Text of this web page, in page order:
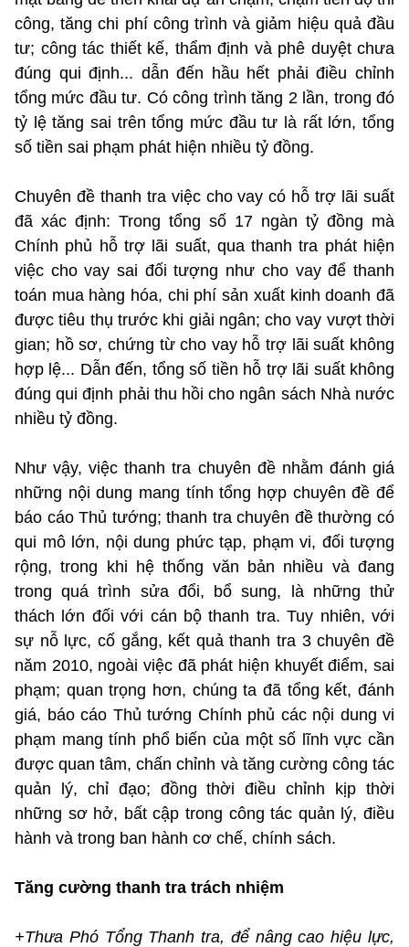
công, tăng chi phí công trình và giảm hiệu quả đầu
tư; công tác thiết kế, thẩm định và phê duyệt chưa
đúng qui định... dẫn đến hầu hết phải điều chỉnh
tổng mức đầu tư. Có công trình tăng 2 lần, trong đó
tỷ lệ tăng sai trên tổng mức đầu tư là rất lớn, tổng
số tiền sai phạm phát hiện nhiều tỷ đồng.
Chuyên đề thanh tra việc cho vay có hỗ trợ lãi suất
đã xác định: Trong tổng số 17 ngàn tỷ đồng mà
Chính phủ hỗ trợ lãi suất, qua thanh tra phát hiện
việc cho vay sai đối tượng như cho vay để thanh
toán mua hàng hóa, chi phí sản xuất kinh doanh đã
được tiêu thụ trước khi giải ngân; cho vay vượt thời
gian; hồ sơ, chứng từ cho vay hỗ trợ lãi suất không
hợp lệ... Dẫn đến, tổng số tiền hỗ trợ lãi suất không
đúng qui định phải thu hồi cho ngân sách Nhà nước
nhiều tỷ đồng.
Như vậy, việc thanh tra chuyên đề nhằm đánh giá
những nội dung mang tính tổng hợp chuyên đề để
báo cáo Thủ tướng; thanh tra chuyên đề thường có
qui mô lớn, nội dung phức tạp, phạm vi, đối tượng
rộng, trong khi hệ thống văn bản nhiều và đang
trong quá trình sửa đổi, bổ sung, là những thử
thách lớn đối với cán bộ thanh tra. Tuy nhiên, với
sự nỗ lực, cố gắng, kết quả thanh tra 3 chuyên đề
năm 2010, ngoài việc đã phát hiện khuyết điểm, sai
phạm; quan trọng hơn, chúng ta đã tổng kết, đánh
giá, báo cáo Thủ tướng Chính phủ các nội dung vi
phạm mang tính phổ biến của một số lĩnh vực cần
được quan tâm, chấn chỉnh và tăng cường công tác
quản lý, chỉ đạo; đồng thời điều chỉnh kịp thời
những sơ hở, bất cập trong công tác quản lý, điều
hành và trong ban hành cơ chế, chính sách.
Tăng cường thanh tra trách nhiệm
+Thưa Phó Tổng Thanh tra, để nâng cao hiệu lực,